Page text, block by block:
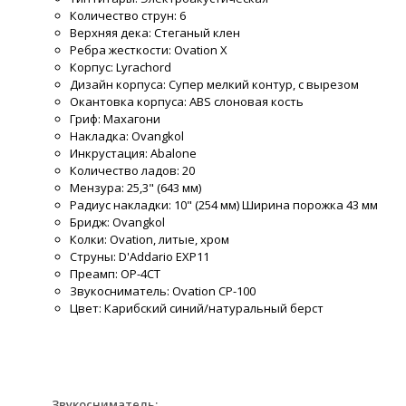
Количество струн: 6
Верхняя дека: Стеганый клен
Ребра жесткости: Ovation X
Корпус: Lyrachord
Дизайн корпуса: Супер мелкий контур, с вырезом
Окантовка корпуса: ABS слоновая кость
Гриф: Махагони
Накладка: Ovangkol
Инкрустация: Abalone
Количество ладов: 20
Мензура: 25,3" (643 мм)
Радиус накладки: 10" (254 мм) Ширина порожка 43 мм
Бридж: Ovangkol
Колки: Ovation, литые, хром
Струны: D'Addario EXP11
Преамп: OP-4CT
Звукосниматель: Ovation CP-100
Цвет: Карибский синий/натуральный берст